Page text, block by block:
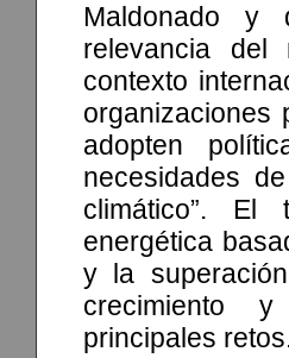
Maldonado y
relevancia del
contexto
organizaciones
adopten
necesidades
climático”. El
energética
y la
crecimiento
principales